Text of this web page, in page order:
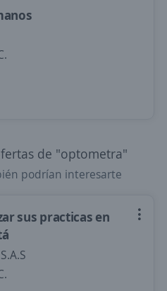
de "optometra"
podrían interesarte
sus practicas en